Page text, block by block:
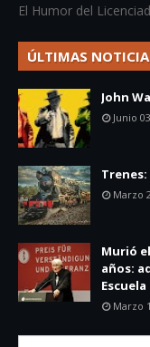
El Humor del
ÚLTIMAS
John
Junio
Marzo
Murió
años:
Marzo